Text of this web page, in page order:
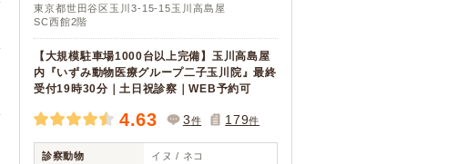
東京都世田谷区玉川3-15-15玉川高島屋
SC西館2階
【大規模駐車場1000台以上完備】玉川高島屋
内『いずみ動物医療グループ二子玉川院』最終
受付19時30分｜土日祝診察｜WEB予約可
4.63 3件 179件
診察動物 イヌ / ネコ